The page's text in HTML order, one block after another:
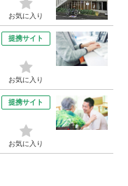
お気に入り
提携サイト
お気に入り
提携サイト
お気に入り